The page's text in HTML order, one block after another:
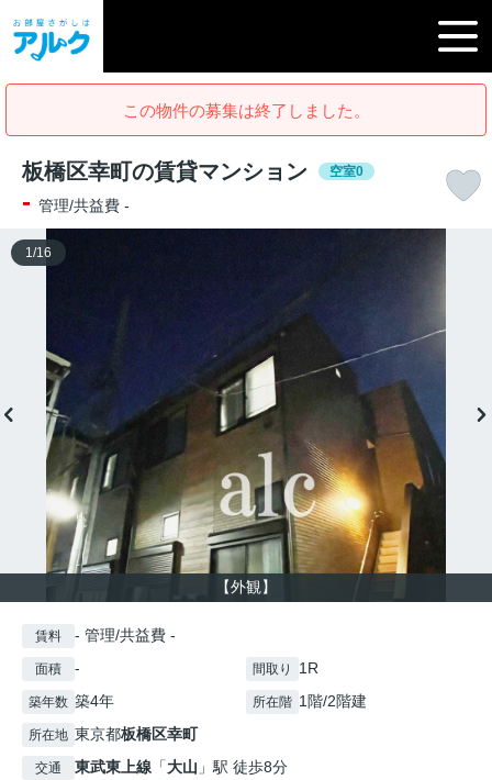
この物件の募集は終了しました。
板橋区幸町の賃貸マンション 空室0
- 管理/共益費 -
【外観】
1 /16
賃料 - 管理/共益費 -
面積 - 間取り 1R
築年数 築4年 所在階 1階/2階建
所在地 東京都板橋区幸町
交通 東武東上線 「大山 」駅 徒歩8分